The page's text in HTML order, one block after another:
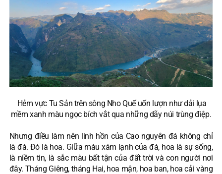
Hẻm vực Tu Sản trên sông Nho Quế uốn lượn như dải lụa
mềm xanh màu ngọc bích vắt qua những dãy núi trùng điệp.
Nhưng điều làm nên linh hồn của Cao nguyên đá không chỉ
là đá. Đó là hoa. Giữa màu xám lạnh của đá, hoa là sự sống,
là niềm tin, là sắc màu bất tận của đất trời và con người nơi
đây. Tháng Giêng, tháng Hai, hoa mận, hoa ban, hoa cải vàng